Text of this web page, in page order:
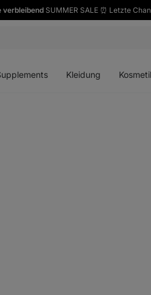
verbleibendSUMMER SALE ⏰ Letzte
Kleidung